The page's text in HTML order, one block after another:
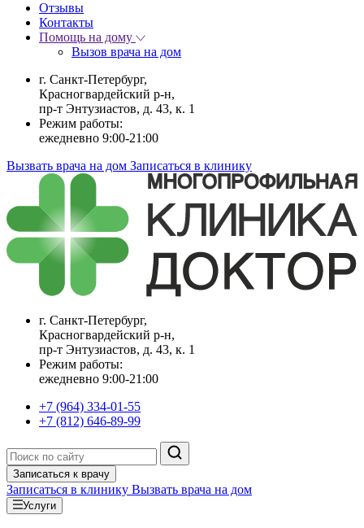
Отзывы
Контакты
Помощь на дому
Вызов врача на дом
г. Санкт-Петербург,
Красногвардейский р-н,
пр-т Энтузиастов, д. 43, к. 1
Режим работы:
ежедневно 9:00-21:00
Вызвать врача на дом Записаться в клинику
г. Санкт-Петербург,
Красногвардейский р-н,
пр-т Энтузиастов, д. 43, к. 1
Режим работы:
ежедневно 9:00-21:00
+7 (964) 334-01-55
+7 (812) 646-89-99
Записаться к врачу
Записаться в клинику Вызвать врача на дом
Услуги